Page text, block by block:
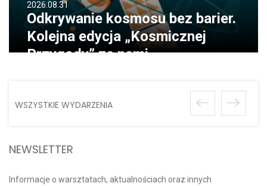
2026.08.31
Odkrywanie kosmosu bez barier.
Kolejna edycja „Kosmicznej
Przygody” za nami
WSZYSTKIE WYDARZENIA
NEWSLETTER
Informacje o warsztatach, aktualnościach oraz innych